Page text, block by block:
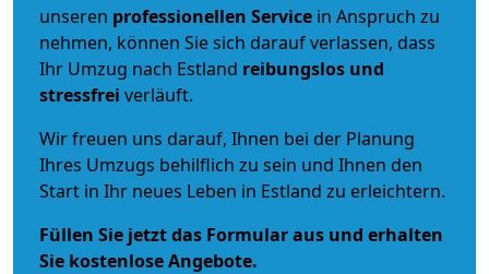
unseren professionellen Service in Anspruch zu
nehmen, können Sie sich darauf verlassen, dass
Ihr Umzug nach Estland reibungslos und
stressfrei verläuft.
Wir freuen uns darauf, Ihnen bei der Planung
Ihres Umzugs behilflich zu sein und Ihnen den
Start in Ihr neues Leben in Estland zu erleichtern.
Füllen Sie jetzt das Formular aus und erhalten
Sie kostenlose Angebote.